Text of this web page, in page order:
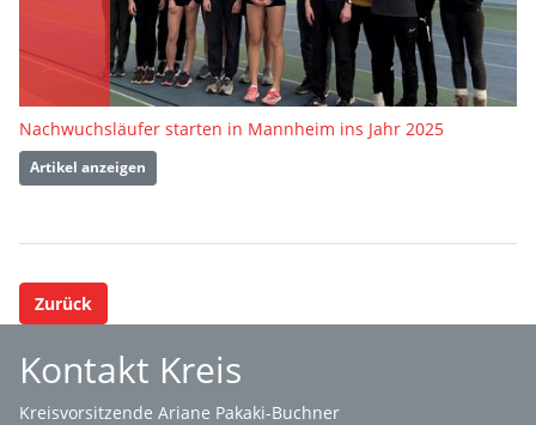
Nachwuchsläufer starten in Mannheim ins Jahr 2025
Artikel anzeigen
Zurück
Kontakt Kreis
Kreisvorsitzende Ariane Pakaki-Buchner